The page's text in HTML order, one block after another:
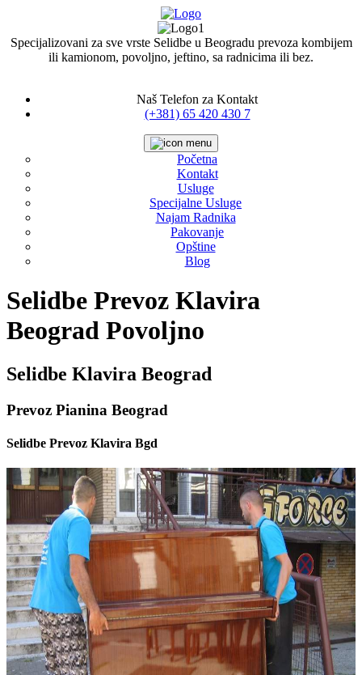
Specijalizovani za sve vrste Selidbe u Beogradu prevoza kombijem
ili kamionom, povoljno, jeftino, sa radnicima ili bez.
Naš Telefon za Kontakt
(+381) 65 420 430 7
Početna
Kontakt
Usluge
Specijalne Usluge
Najam Radnika
Pakovanje
Opštine
Blog
Selidbe Prevoz Klavira
Beograd Povoljno
Selidbe Klavira Beograd
Prevoz Pianina Beograd
Selidbe Prevoz Klavira Bgd